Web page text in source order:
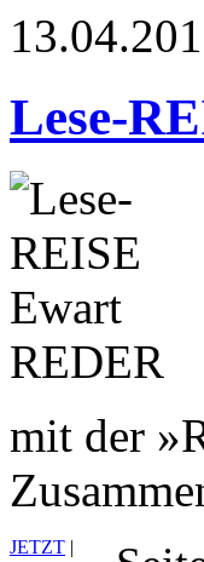
Lese-
mit der
JETZT |